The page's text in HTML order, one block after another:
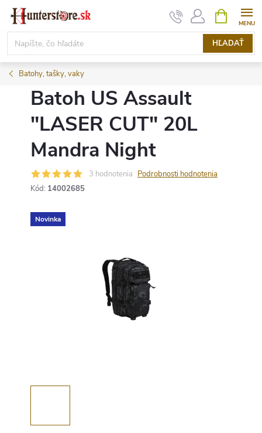
Prejsť
obsah
HĽADAŤ
KOŠÍK
Batohy, tašky, vaky
Batoh US Assault
"LASER CUT" 20L
Mandra Night
3 hodnotenia Podrobnosti hodnotenia
Kód: 14002685
Novinka